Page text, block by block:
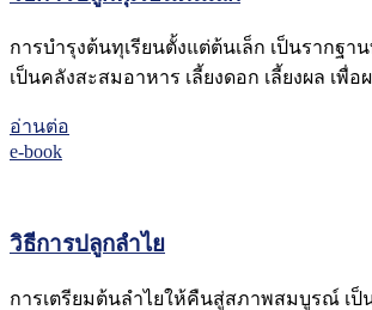
การบำรุงต้นทุเรียนตั้งแต่ต้นเล็ก เป็นรากฐา
เป็นคลังสะสมอาหาร เลี้ยงดอก เลี้ยงผล เ
อ่านต่อ
e-book
วิธีการปลูกลำไย
การเตรียมต้นลำไยให้คืนสู่สภาพสมบูรณ์ เป็